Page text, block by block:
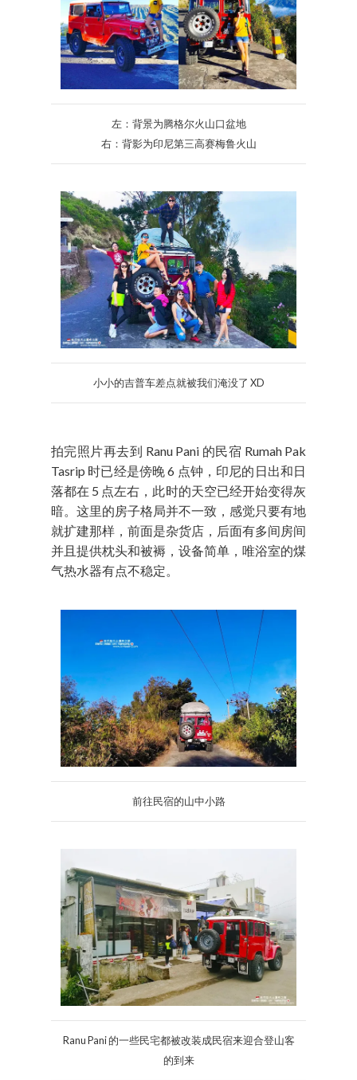
左：背景为腾格尔火山口盆地
右：背影为印尼第三高赛梅鲁火山
小小的吉普车差点就被我们淹没了 XD
拍完照片再去到 Ranu Pani 的民宿 Rumah Pak
Tasrip 时已经是傍晚 6 点钟，印尼的日出和日
落都在 5 点左右，此时的天空已经开始变得灰
暗。这里的房子格局并不一致，感觉只要有地
就扩建那样，前面是杂货店，后面有多间房间
并且提供枕头和被褥，设备简单，唯浴室的煤
气热水器有点不稳定。
前往民宿的山中小路
Ranu Pani 的一些民宅都被改装成民宿来迎合登山客
的到来